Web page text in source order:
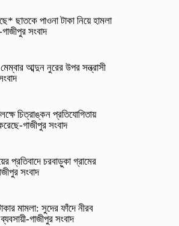
ছাতকে পাওনা টাকা নিয়ে হামলা
সংবাদ
আব্দুন নুরের উপর সন্ত্রাসী
চিত্রাঙ্কন প্রতিযোগিতায়
গাজীপুর সংবাদ
প্রতিবাদে চরবাড়ুকা গ্রামের
সংবাদ
মামলা: সুদের ফাঁদে নীরব
গাজীপুর সংবাদ